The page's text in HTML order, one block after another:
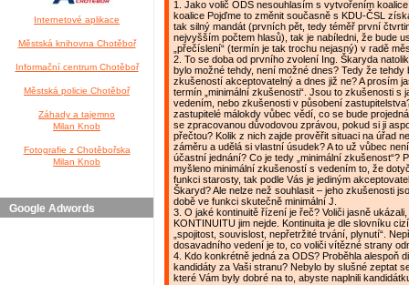
Internetové aplikace
Městská knihovna Chotěboř
Informační centrum Chotěboř
Městská policie Chotěboř
Záhady a tajemno
Milan Knob
Fotografie z Chotěbořska
Milan Knob
Google Adwords
1. Jako volič ODS nesouhlasím s vytvořením
koalice Pojďme to změnit současně s KDU-ČSL
tak silný mandát (prvních pět, tedy téměř první
nejvyšším počtem hlasů), tak je nabíledni, že bude
„přečíslení“ (termín je tak trochu nejasný) v radě
2. To se doba od prvního zvolení Ing. Škaryda
bylo možné tehdy, není možné dnes? Tedy že tehdy
zkušeností akceptovatelný a dnes již ne? A prosím
termín „minimální zkušenosti“. Jsou to zkušenosti s
vedením, nebo zkušenosti v působení
zastupitelé málokdy vůbec vědí, co se bude
se zpracovanou důvodovou zprávou, pokud si ji
přečtou? Kolik z nich zajde prověřit situaci na úřad
záměru a udělá si vlastní úsudek? A to už vůbec
účastní jednání? Co je tedy „minimální zkušenost“?
myšleno minimální zkušeností s vedením to, že
funkci starosty, tak podle Vás je jediným
Škaryd? Ale nelze než souhlasit – jeho zkušenosti
době ve funkci skutečně minimální J.
3. O jaké kontinuitě řízení je řeč? Voliči jasně
KONTINUITU jim nejde. Kontinuita je dle slovníku
„spojitost, souvislost, nepřetržité trvání, plynutí“.
dosavadního vedení je to, co voliči vítězné strany
4. Kdo konkrétně jedná za ODS? Proběhla alespoň
kandidáty za Vaši stranu? Nebylo by slušné zeptat
které Vám byly dobré na to, abyste naplnili